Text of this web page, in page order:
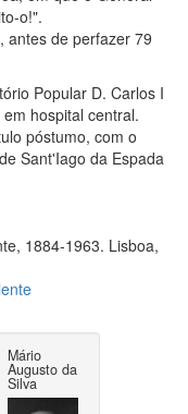
o!".
antes de perfazer 79
Popular D. Carlos I
hospital central.
póstumo, com o
Sant'Iago da Espada
1884-1963. Lisboa,
Mário
Augusto da
Silva